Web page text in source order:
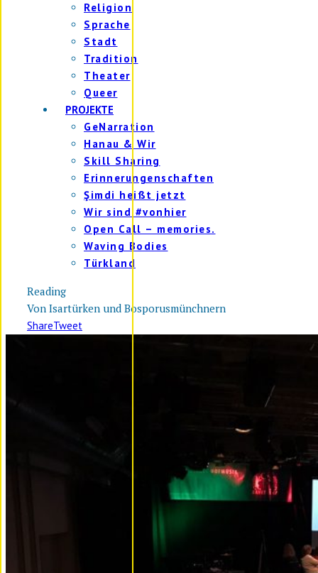
Religion
Sprache
Stadt
Tradition
Theater
Queer
PROJEKTE
GeNarration
Hanau & Wir
Skill Sharing
Erinnerungenschaften
Şimdi heißt jetzt
Wir sind #vonhier
Open Call – memories.
Waving Bodies
Türkland
Reading
Von Isartürken und Bosporusmünchnern
ShareTweet